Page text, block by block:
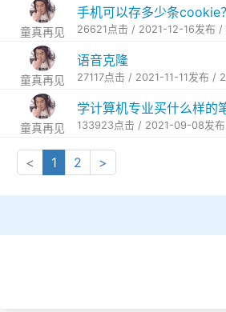
童真再见
手机可以存多少条cookie？
26621点击 / 2021-12-16发布 /
童真再见
语音克隆
27117点击 / 2021-11-11发布 /
童真再见
学计算机专业买什么样的
133923点击 / 2021-09-08发
< 1 2 >